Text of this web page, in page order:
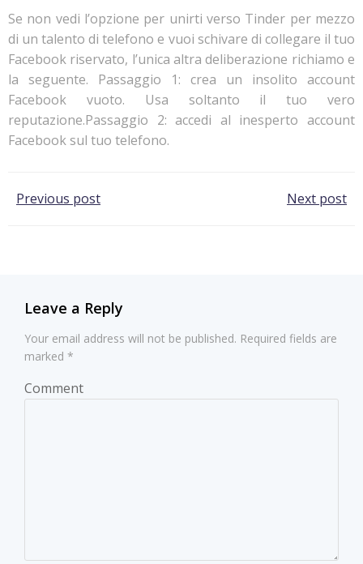
Se non vedi l’opzione per unirti verso Tinder per mezzo
di un talento di telefono e vuoi schivare di collegare il tuo
Facebook riservato, l’unica altra deliberazione richiamo e
la seguente. Passaggio 1: crea un insolito account
Facebook vuoto. Usa soltanto il tuo vero
reputazione.Passaggio 2: accedi al inesperto account
Facebook sul tuo telefono.
Post
Previous post Next post
Leave a Reply
Your email address will not be published. Required fields are
marked *
Comment